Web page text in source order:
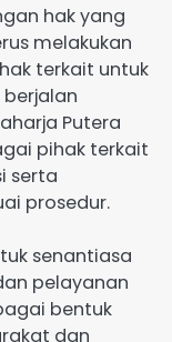
hak yang
melakukan
terkait untuk
Putera
pihak terkait
serta
prosedur.
senantiasa
pelayanan
bentuk
dan